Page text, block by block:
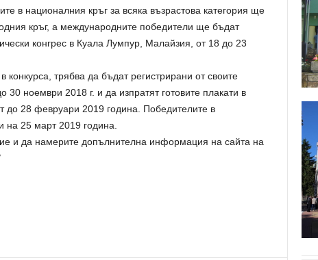
в националния кръг за всяка възрастова категория ще
кръг, а международните победители ще бъдат
конгрес в Куала Лумпур, Малайзия, от 18 до 23
конкурса, трябва да бъдат регистрирани от своите
ноември 2018 г. и да изпратят готовите плакати в
до 28 февруари 2019 година. Победителите в
на 25 март 2019 година.
и да намерите допълнителна информация на сайта на